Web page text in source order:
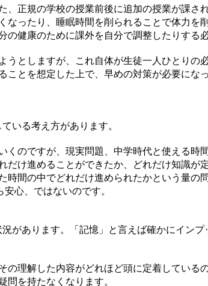
正規の学校の授業前後に追加の授業が課
ったり、睡眠時間を削られることで体力
健康のために課外を自分で調整したりする
としますが、これ自体が生徒一人ひとり
とを想定した上で、早めの対策が必要になっ
いる考え方があります。
のですが、現実問題、中学時代と使える
け進めることができたか、どれだけ知識
間の中でどれだけ進められたかという量
心、ではないのです。
があります。「記憶」と言えば確かにイン
理解した内容がどれほど頭に定着してい
を持たなくなります。